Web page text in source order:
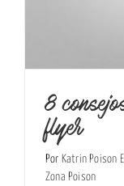
8
flyer
Por Katrin Poison
Zona Poison